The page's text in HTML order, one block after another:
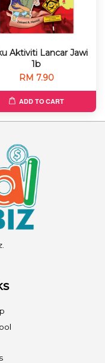
Aktiviti Lancar Jawi
1b
RM 7.90
ADD TO CART